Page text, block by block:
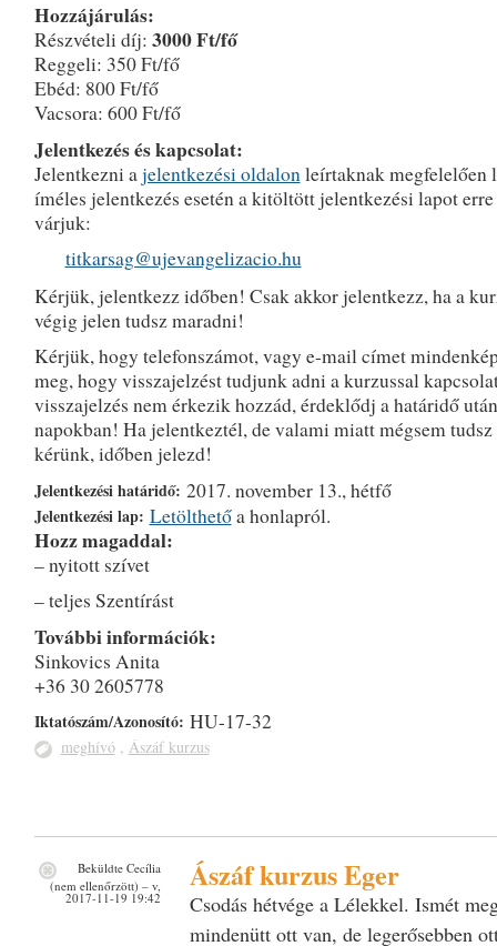
Hozzájárulás:
Részvételi díj: 3000 Ft/fő
Reggeli: 350 Ft/fő
Ebéd: 800 Ft/fő
Vacsora: 600 Ft/fő
Jelentkezés és kapcsolat:
Jelentkezni a jelentkezési oldalon leírtaknak megfelelően
íméles jelentkezés esetén a kitöltött jelentkezési lapot
várjuk:
titkarsag@ujevangelizacio.hu
Kérjük, jelentkezz időben! Csak akkor jelentkezz, ha a
végig jelen tudsz maradni!
Kérjük, hogy telefonszámot, vagy e-mail címet
meg, hogy visszajelzést tudjunk adni a kurzussal
visszajelzés nem érkezik hozzád, érdeklődj a határidő
napokban! Ha jelentkeztél, de valami miatt mégsem tudsz
kérünk, időben jelezd!
Jelentkezési határidő: 2017. november 13., hétfő
Jelentkezési lap: Letölthetőa honlapról.
Hozz magaddal:
– nyitott szívet
– teljes Szentírást
További információk:
Sinkovics Anita
+36 30 2605778
Iktatószám/Azonosító: HU-17-32
meghívó , Ászáf kurzus
Ászáf kurzus Eger
Csodás hétvége a Lélekkel. Ismét
mindenütt ott van, de legerősebben
Beküldte Cecília
(nem ellenőrzött) – v,
2017-11-19 19:42